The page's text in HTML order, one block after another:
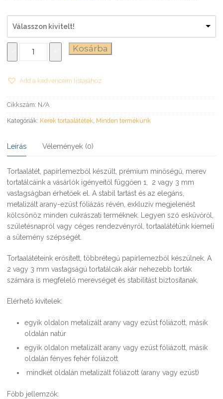
Válasszon kivitelt!
Tortatálca
mennyiség
Kosárba
Add a kedvenceim listájához
Cikkszám: N/A
Kategóriák: Kerek tortaalátétek Minden termékünk
Leírás Vélemények (0)
Tortaalátét, papírlemezből készült, prémium minőségű, merev
tortatálcáink a vásárlók igényeitől függően 1, 2 vagy 3 mm
vastagságban érhetőek el. A stabil tartást és az elegáns,
metalizált arany-ezüst fóliázás révén, exkluzív megjelenést
kölcsönöz minden cukrászati terméknek. Legyen szó esküvőről,
születésnapról vagy céges rendezvényről, tortaalátétünk kiemeli
a sütemény szépségét.
Tortaalátéteink erősített, többrétegű papírlemezből készülnek. A
2 vagy 3 mm vastagságú tortatálcák akár nehezebb torták
számára is megfelelő merevséget és stabilitást biztosítanak.
Elérhető kivitelek:
egyik oldalon metalizált arany vagy ezüst fóliázott, másik
oldalán natúr
egyik oldalon metalizált arany vagy ezüst fóliázott, másik
oldalán fényes fehér fóliázott
mindkét oldalán metalizált fóliázott (arany vagy ezüst)
Főbb jellemzők: